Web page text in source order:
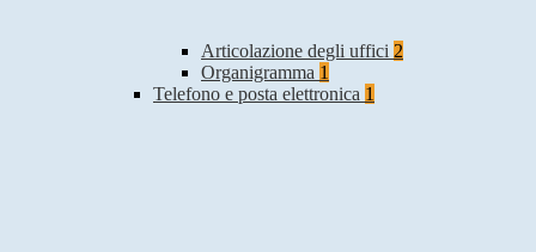
Articolazione degli uffici 2
Organigramma 1
Telefono e posta elettronica 1